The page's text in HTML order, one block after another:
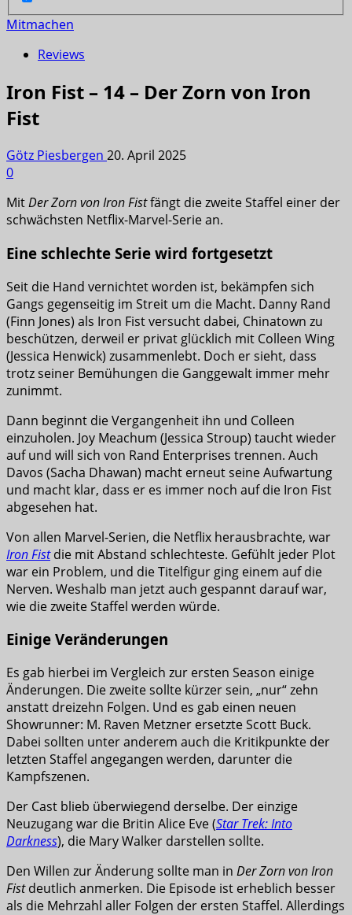
Mitmachen
Reviews
Iron Fist – 14 – Der Zorn von Iron
Fist
Götz Piesbergen 20. April 2025
0
MitDer Zorn von Iron Fistfängt die zweite Staffel einer der
schwächsten Netflix-Marvel-Serie an.
Eine schlechte Serie wird fortgesetzt
Seit die Hand vernichtet worden ist, bekämpfen sich
Gangs gegenseitig im Streit um die Macht. Danny Rand
(Finn Jones) als Iron Fist versucht dabei, Chinatown zu
beschützen, derweil er privat glücklich mit Colleen Wing
(Jessica Henwick) zusammenlebt. Doch er sieht, dass
trotz seiner Bemühungen die Ganggewalt immer mehr
zunimmt.
Dann beginnt die Vergangenheit ihn und Colleen
einzuholen. Joy Meachum (Jessica Stroup) taucht wieder
auf und will sich von Rand Enterprises trennen. Auch
Davos (Sacha Dhawan) macht erneut seine Aufwartung
und macht klar, dass er es immer noch auf die Iron Fist
abgesehen hat.
Von allen Marvel-Serien, die Netflix herausbrachte, war
Iron Fistdie mit Abstand schlechteste. Gefühlt jeder Plot
war ein Problem, und die Titelfigur ging einem auf die
Nerven. Weshalb man jetzt auch gespannt darauf war,
wie die zweite Staffel werden würde.
Einige Veränderungen
Es gab hierbei im Vergleich zur ersten Season einige
Änderungen. Die zweite sollte kürzer sein, „nur“ zehn
anstatt dreizehn Folgen. Und es gab einen neuen
Showrunner: M. Raven Metzner ersetzte Scott Buck.
Dabei sollten unter anderem auch die Kritikpunkte der
letzten Staffel angegangen werden, darunter die
Kampfszenen.
Der Cast blieb überwiegend derselbe. Der einzige
Neuzugang war die Britin Alice Eve (Star Trek: Into
Darkness), die Mary Walker darstellen sollte.
Den Willen zur Änderung sollte man in Der Zorn von Iron
Fistdeutlich anmerken. Die Episode ist erheblich besser
als die Mehrzahl aller Folgen der ersten Staffel. Allerdings